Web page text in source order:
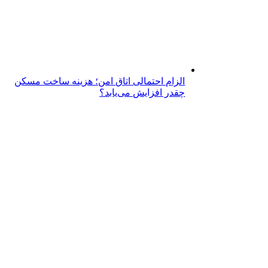
الزام احتمالی اتاق امن؛ هزینه ساخت مسکن
چقدر افزایش می‌یابد؟